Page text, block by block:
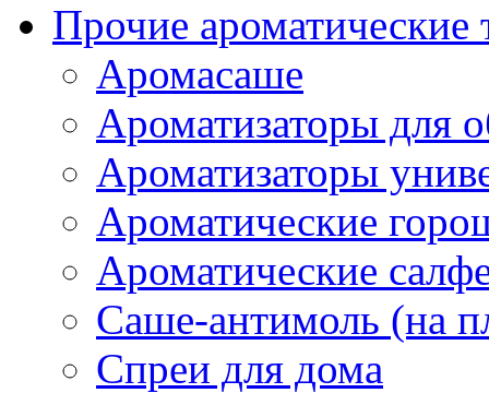
Прочие ароматические
Аромасаше
Ароматизаторы для
Ароматизаторы
Ароматические
Ароматические
Саше-антимоль (на
Спреи для дома